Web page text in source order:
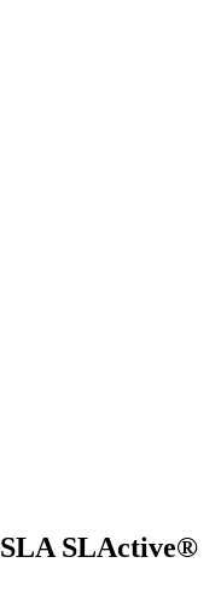
SLA SLActive®